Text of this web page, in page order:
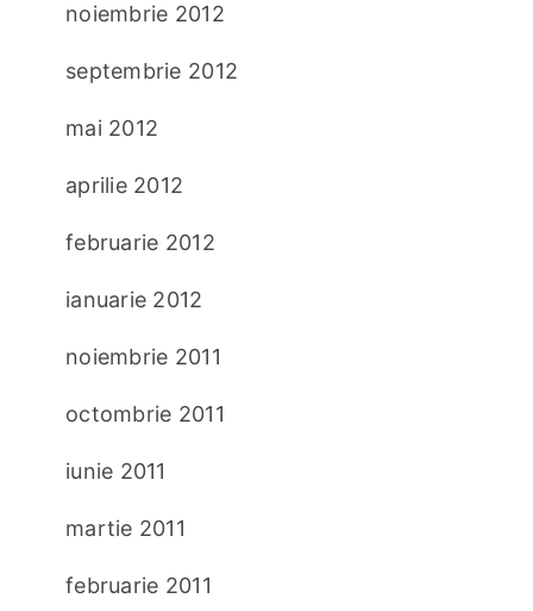
noiembrie 2012
septembrie 2012
mai 2012
aprilie 2012
februarie 2012
ianuarie 2012
noiembrie 2011
octombrie 2011
iunie 2011
martie 2011
februarie 2011